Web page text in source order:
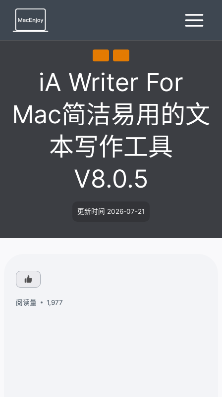
iA Writer For
Mac简洁易用的文
本写作工具
V8.0.5
更新时间 2026-07-21
阅读量 1,977